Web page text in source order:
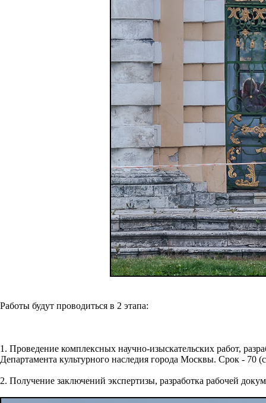
Работы будут проводиться в 2 этапа:
1. Проведение комплексных научно-изыскательских работ,
Департамента культурного наследия города Москвы. Срок - 70
2. Получение заключений экспертизы, разработка рабочей